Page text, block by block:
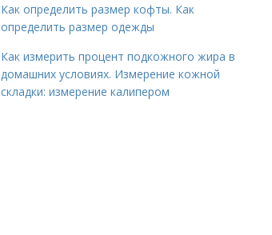
Как определить размер кофты. Как
определить размер одежды
Как измерить процент подкожного жира в
домашних условиях. Измерение кожной
складки: измерение калипером